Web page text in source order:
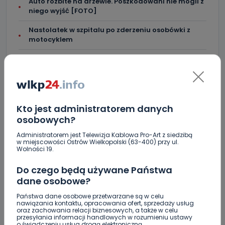
Kto jest administratorem danych
osobowych?
Administratorem jest Telewizja Kablowa Pro-Art z siedzibą
w miejscowości Ostrów Wielkopolski (63-400) przy ul.
Wolności 19.
Do czego będą używane Państwa
dane osobowe?
Państwa dane osobowe przetwarzane są w celu
nawiązania kontaktu, opracowania ofert, sprzedaży usług
oraz zachowania relacji biznesowych, a także w celu
przesyłania informacji handlowych w rozumieniu ustawy
niego wyjść [FOTO]
Nastolatek w szpitalu po zderzeniu osobówki z
motocyklem
Skomentuj ten wpis jako pierwszy!
DODAJ SWÓJ KOMENTARZ